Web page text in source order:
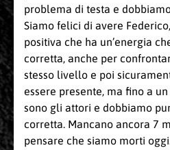
problema di testa e
Siamo felici di avere
positiva che ha un’energia
corretta, anche per
stesso livello e poi
essere presente, ma fino a
sono gli attori e dobbiamo
corretta. Mancano ancora 7
pensare che siamo morti